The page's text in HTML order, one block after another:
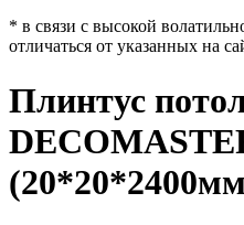
* в связи с высокой
отличаться от указанных на
Плинтус